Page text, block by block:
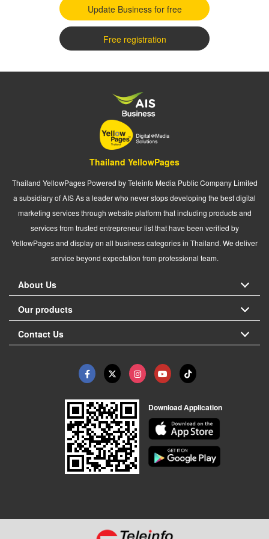
Update Business for free
Free registration
Thailand YellowPages
Thailand YellowPages Powered by Teleinfo Media Public Company Limited
a subsidiary of AIS As a leader who never stops developing the best digital
marketing services through website platform that including products and
services from trusted entrepreneur list that have been verified by
YellowPages and display on all business categories in Thailand. We deliver
service beyond expectation from professional team.
About Us
Our products
Contact Us
Download Application